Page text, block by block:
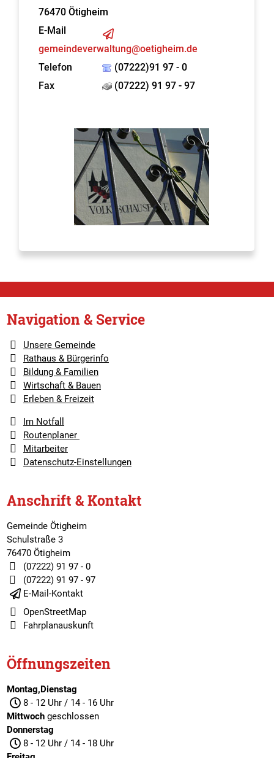
76470 Ötigheim
E-Mail
gemeindeverwaltung@oetigheim.de
Telefon
(07222)91 97 - 0
Fax
(07222) 91 97 - 97
Navigation & Service
Unsere Gemeinde
Rathaus & Bürgerinfo
Bildung & Familien
Wirtschaft & Bauen
Erleben & Freizeit
Im Notfall
Routenplaner
Mitarbeiter
Datenschutz-Einstellungen
Anschrift & Kontakt
Gemeinde Ötigheim
Schulstraße 3
76470 Ötigheim
(07222) 91 97 - 0
(07222) 91 97 - 97
E-Mail-Kontakt
OpenStreetMap
Fahrplanauskunft
Öffnungszeiten
Montag,Dienstag
8 - 12 Uhr / 14 - 16 Uhr
Mittwochgeschlossen
Donnerstag
8 - 12 Uhr / 14 - 18 Uhr